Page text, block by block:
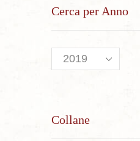
Cerca per Anno
Collane